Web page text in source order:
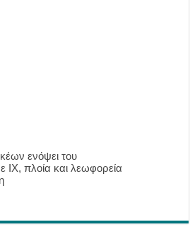
ενόψει του
πλοία και λεωφορεία